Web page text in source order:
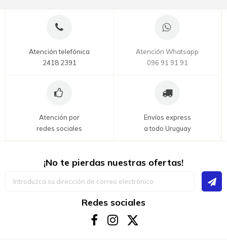
Atención telefónica
2418 2391
Atención Whatsapp
096 91 91 91
Atención por
redes sociales
Envíos express
a todo Uruguay
¡No te pierdas nuestras ofertas!
Redes sociales